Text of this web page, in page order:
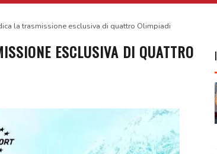
la trasmissione esclusiva di quattro Olimpiadi
ESCLUSIVA DI QUATTRO